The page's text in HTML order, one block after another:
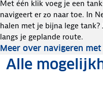
Met één klik voeg je een
navigeert er zo naar toe. In
halen met je bijna lege
langs je geplande route.
Meer over navigeren met
Alle